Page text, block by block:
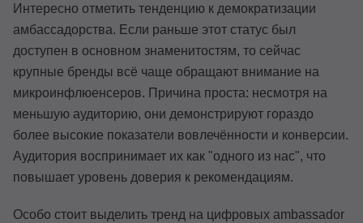
Интересно отметить тенденцию к демократизации
амбассадорства. Если раньше этот статус был
доступен в основном знаменитостям, то сейчас
крупные бренды всё чаще обращают внимание на
микроинфлюенсеров. Причина проста: несмотря на
меньшую аудиторию, они демонстрируют гораздо
более высокие показатели вовлечённости и конверсии.
Аудитория воспринимает их как "одного из нас", что
повышает уровень доверия к рекомендациям.
Особо стоит выделить тренд на цифровых ambassador